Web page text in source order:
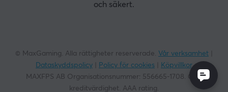
och säkert.
© MaxGaming. Alla rättigheter reserverade. Vår verksamhet
Dataskyddspolicy
Policy för cookies
Köpvillkor
MAXFPS AB Organisationsnummer: 556665-1708. God
kreditvärdighet. AAA rating.